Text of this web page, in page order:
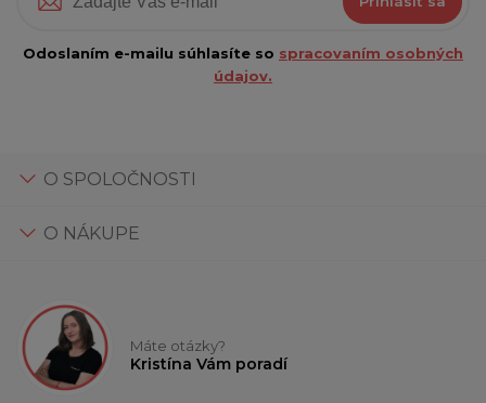
Odoslaním e-mailu súhlasíte so spracovaním osobných
údajov.
O SPOLOČNOSTI
O NÁKUPE
Máte otázky?
Kristína Vám poradí